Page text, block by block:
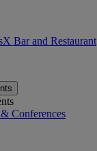
Bar and Restaurant
Conferences